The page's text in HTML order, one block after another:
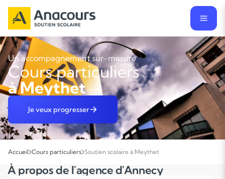
Un accompagnement sur-mesure
Cours particuliers
à Meythet
Je veux progresser
Accueil Cours particuliers Soutien scolaire à Meythet
À propos de l'agence d'Annecy